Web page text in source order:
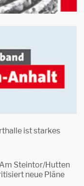
ist starkes
Steintor/Hutten
neue Pläne